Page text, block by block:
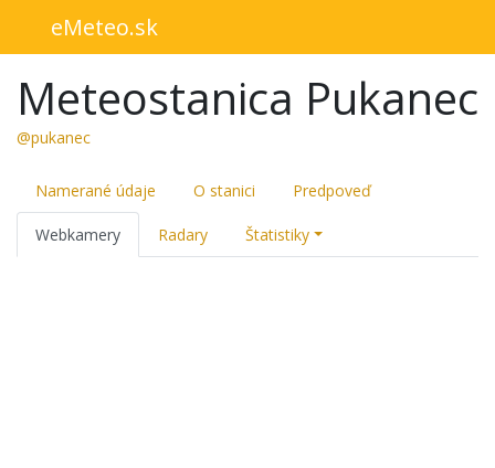
eMeteo.sk
Meteostanica Pukanec
@pukanec
Namerané údaje O stanici Predpoveď
Webkamery Radary Štatistiky